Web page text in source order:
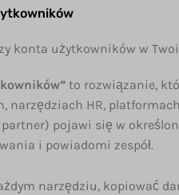
konta użytkowników w
to rozwiązanie,
HR,
pojawi się w
i powiadomi zespół.
narzędziu, kopiować